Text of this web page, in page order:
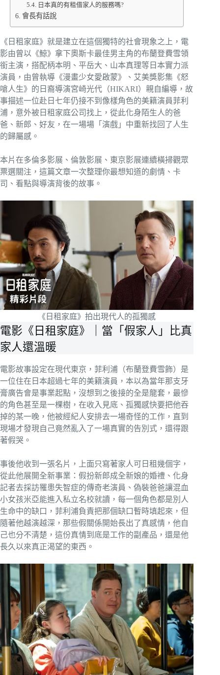
日本真的有租借家人的服務嗎?
會長有話說
《日租家庭》就是建立在這個獨特的社會現象之上，電
影由曾以《鯨》拿下奧斯卡最佳男主角的布蘭登費雪領
銜主演，搭配柄本明、平岳大、山本真理等日本實力派
演員，由曾執導《漫畫少女愛啟蒙》、艾美獎影集《怒
嗆人生》的日裔導演宮崎光代（HIKARI）親自編導，故
事描述一位赴日七年仍接不到像樣角色的美籍演員菲利
浦，意外被日租家庭公司找上，從此化身陌生人的爸
爸、新郎、好友，在一場場「演戲」中重新找回了人生
的歸屬感。
本片在多倫多影展、倫敦影展、東京影展連續橫掃觀眾
票選關注，這篇文章一次整理你最想知道的劇情、卡
司、看點與導演背後的故事。
《日租家庭》拍出現代人的孤獨感
電影《日租家庭》｜當「假家人」比真
家人還溫暖
電影故事設定在現代東京，菲利浦（布蘭登費雪飾）是
一位住在日本超過七年的美籍演員，本以為當年那支牙
膏廣告會是事業起點，沒想到之後接的全是龍套，最慘
的角色甚至是一棵樹，在收入見底、孤獨感快要把他吞
掉的某一晚，他被經紀人安排去一場奇怪的工作，直到
現場才發現自己竟然亂入了一場真實的告別式，還得跟
著假哭。
事後他收到一張名片，上面只寫著家人可日租幾個字，
從此他展開全新事業：假扮新郎成全新娘的婚禮、化身
記者去採訪罹患失智症的傳奇老演員、偽裝爸爸讓混血
小女孩米亞能進入私立名校就讀，每一個角色都是別人
生命中的缺口，菲利浦負責把那個缺口暫時填起來，但
隨著他越演越深，那些假關係開始長出了真感情，他自
己也分不清楚，這份真情到底是工作的副產品，還是他
長久以來真正渴望的東西。